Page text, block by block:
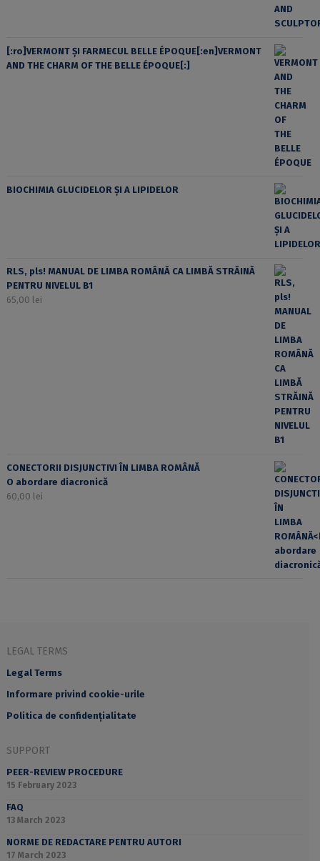
[:ro]VERMONT ȘI FARMECUL BELLE ÉPOQUE[:en]VERMONT
AND THE CHARM OF THE BELLE ÉPOQUE[:]
BIOCHIMIA GLUCIDELOR ȘI A LIPIDELOR
RLS, pls! MANUAL DE LIMBA ROMÂNĂ CA LIMBĂ STRĂINĂ
PENTRU NIVELUL B1
65,00 lei
CONECTORII DISJUNCTIVI ÎN LIMBA ROMÂNĂ
O abordare diacronică
60,00 lei
LEGAL TERMS
Legal Terms
Informare privind cookie-urile
Politica de confidențialitate
SUPPORT
PEER-REVIEW PROCEDURE
15 February 2023
FAQ
13 March 2023
NORME DE REDACTARE PENTRU AUTORI
17 March 2023